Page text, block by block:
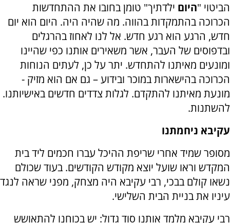
הביטוי "היום ילדתיך" טומן בחובו את ההתחדשות
הכרוכה בהתמקדות בהווה. מה שהיה היה. היום הוא יום
חדש, הרגע הוא רגע חדש. אל לנו לאחוז בהרגלים
ובדפוסים של העבר, אשר משאירים אותנו כפי שהיינו
ומונעים מאיתנו להתחדש. יתר על כן, לעתים הנוחות
הכרוכה בהישארות במוכר ובידוע – גם אם הוא מזיק -
מונעת מאיתנו להתקדם. לגלות צדדים חדשים באישיותנו.
להשתנות.
עקיבא ניחמתנו
מסופר שמיד אחרי שריפת ההיכל עברו חכמים ליד בית
המקדש וראו שועל יוצא מקודש הקודשים. בעוד שכולם
נשאו קולם בבכי, רבי עקיבא היה מצחק, מפני שראה לנגד
עיניו את בניית הבית השלישי.
רבי עקיבא מלמד אותנו סוד גדול: יש בכוחנו להתאושש